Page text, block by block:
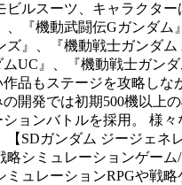
ルスーツ、キャラクター
、『機動武闘伝Gガンダ
ズ』、『機動戦士ガンダ
UC』、『機動戦士ガン
品もステージを攻略し
開発では初期500機以上
ョンバトルを採用。 様
【SDガンダム ジージェ
略シミュレーションゲー
ミュレーションRPGや戦